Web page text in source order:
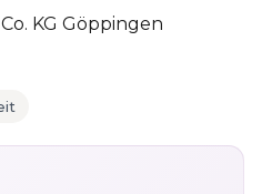
KG Göppingen